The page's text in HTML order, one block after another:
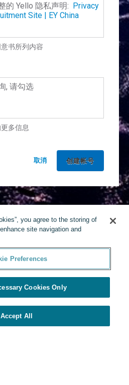
的 Yello 隐私声明: Privacy
Site | EY China
书所列内容
, 请勾选
多信息
取消
you agree to the storing of
site navigation and
Preferences
Cookies Only
Accept All